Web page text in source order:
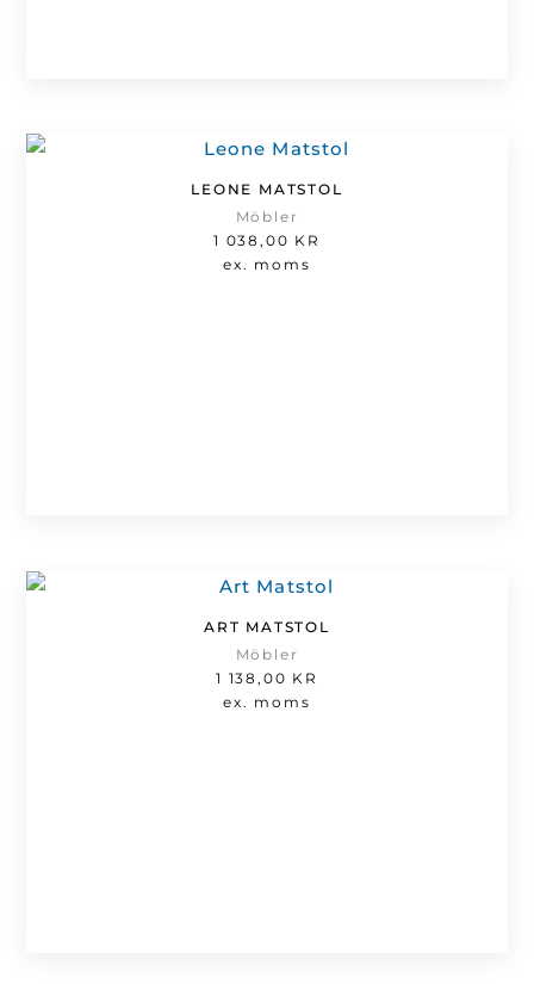
LEONE MATSTOL
Möbler
1 038,00 KR
ex. moms
ART MATSTOL
Möbler
1 138,00 KR
ex. moms